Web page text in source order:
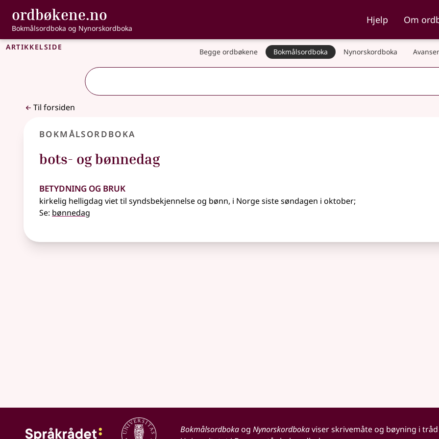
Gå til hovedinnhold
Tilgjengelighet
ordbøkene.no , Bokmålsordboka og Nynorskordboka
Bokmålsordboka og Nynorskordboka
Hjelp Om
Artikkelside Begge ordbøkene Bokmålsordboka Nynorskordboka
Til forsiden
Bokmålsordboka
bots- og bønnedag
Betydning og bruk
kirkelig helligdag viet til syndsbekjennelse og bønn, i Norge siste søndagen i oktober;
Se: bønnedag
Bokmålsordbokaog Nynorskordbokaviser skrivemåte og bøyning i